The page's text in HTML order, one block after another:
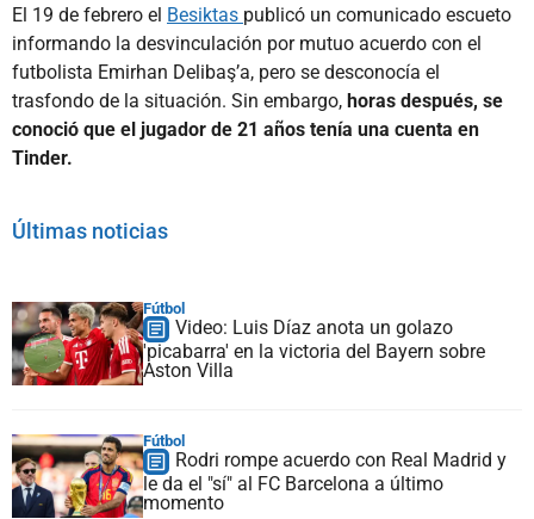
El 19 de febrero el Besiktas publicó un comunicado escueto
informando la desvinculación por mutuo acuerdo con el
futbolista Emirhan Delibaş’a, pero se desconocía el
trasfondo de la situación. Sin embargo, horas después, se
conoció que el jugador de 21 años tenía una cuenta en
Tinder.
Últimas noticias
Fútbol
Video: Luis Díaz anota un golazo
'picabarra' en la victoria del Bayern sobre
Aston Villa
Fútbol
Rodri rompe acuerdo con Real Madrid y
le da el "sí" al FC Barcelona a último
momento